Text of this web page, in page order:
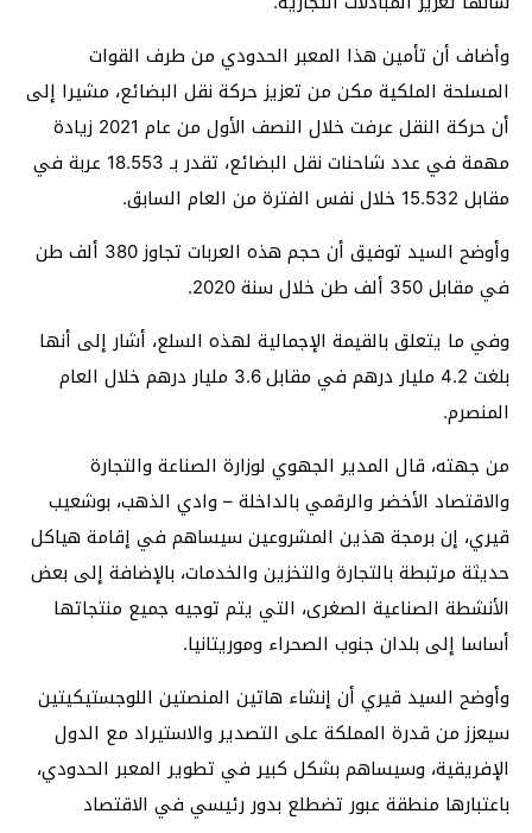
وأضاف أن تأمين هذا المعبر الحدودي من طرف القوات
المسلحة الملكية مكن من تعزيز حركة نقل البضائع، مشيرا إلى
أن حركة النقل عرفت خلال النصف الأول من عام 2021 زيادة
مهمة في عدد شاحنات نقل البضائع، تقدر بـ 18.553 عربة في
مقابل 15.532 خلال نفس الفترة من العام السابق.
وأوضح السيد توفيق أن حجم هذه العربات تجاوز 380 ألف طن
في مقابل 350 ألف طن خلال سنة 2020.
وفي ما يتعلق بالقيمة الإجمالية لهذه السلع، أشار إلى أنها
بلغت 4.2 مليار درهم في مقابل 3.6 مليار درهم خلال العام
المنصرم.
من جهته، قال المدير الجهوي لوزارة الصناعة والتجارة
والاقتصاد الأخضر والرقمي بالداخلة – وادي الذهب، بوشعيب
قيري، إن برمجة هذين المشروعين سيساهم في إقامة هياكل
حديثة مرتبطة بالتجارة والتخزين والخدمات، بالإضافة إلى بعض
الأنشطة الصناعية الصغرى، التي يتم توجيه جميع منتجاتها
أساسا إلى بلدان جنوب الصحراء وموريتانيا.
وأوضح السيد قيري أن إنشاء هاتين المنصتين اللوجستيكيتين
سيعزز من قدرة المملكة على التصدير والاستيراد مع الدول
الإفريقية، وسيساهم بشكل كبير في تطوير المعبر الحدودي،
باعتبارها منطقة عبور تضطلع بدور رئيسي في الاقتصاد